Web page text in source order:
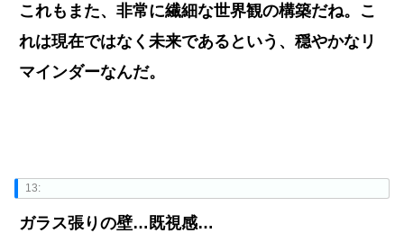
これもまた、非常に繊細な世界観の構築だね。こ
れは現在ではなく未来であるという、穏やかなリ
マインダーなんだ。
13:
ガラス張りの壁…既視感…